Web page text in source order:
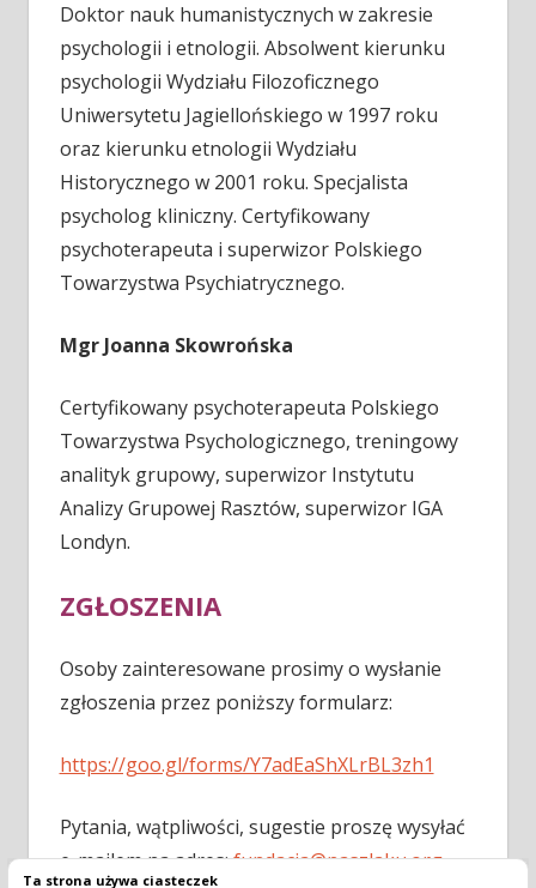
Ta strona używa ciasteczek
Doktor nauk humanistycznych w zakresie
psychologii i etnologii. Absolwent kierunku
psychologii Wydziału Filozoficznego
Uniwersytetu Jagiellońskiego w 1997 roku
oraz kierunku etnologii Wydziału
Historycznego w 2001 roku. Specjalista
psycholog kliniczny. Certyfikowany
psychoterapeuta i superwizor Polskiego
Towarzystwa Psychiatrycznego.
Mgr Joanna Skowrońska
Certyfikowany psychoterapeuta Polskiego
Towarzystwa Psychologicznego, treningowy
analityk grupowy, superwizor Instytutu
Analizy Grupowej Rasztów, superwizor IGA
Londyn.
ZGŁOSZENIA
Osoby zainteresowane prosimy o wysłanie
zgłoszenia przez poniższy formularz:
https://goo.gl/forms/Y7adEaShXLrBL3zh1
Pytania, wątpliwości, sugestie proszę wysyłać
e-mailem na adres:fundacja@naszlaku.org